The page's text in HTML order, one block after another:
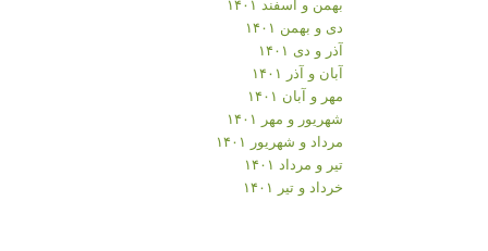
دی و بهمن ۱۴۰۱
آذر و دی ۱۴۰۱
آبان و آذر ۱۴۰۱
مهر و آبان ۱۴۰۱
شهریور و مهر ۱۴۰۱
مرداد و شهریور ۱۴۰۱
تیر و مرداد ۱۴۰۱
خرداد و تیر ۱۴۰۱